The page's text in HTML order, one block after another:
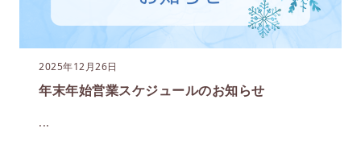
2025年12月26日
年末年始営業スケジュールのお知らせ
...